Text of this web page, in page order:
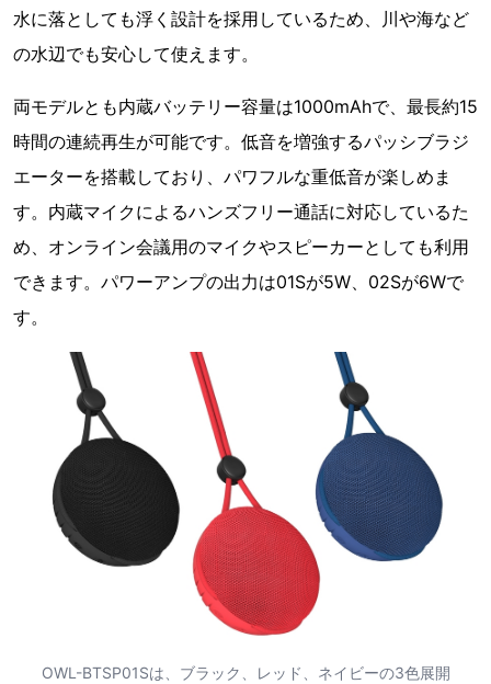
水に落としても浮く設計を採用しているため、川や海など
の水辺でも安心して使えます。
両モデルとも内蔵バッテリー容量は1000mAhで、最長約15
時間の連続再生が可能です。低音を増強するパッシブラジ
エーターを搭載しており、パワフルな重低音が楽しめま
す。内蔵マイクによるハンズフリー通話に対応しているた
め、オンライン会議用のマイクやスピーカーとしても利用
できます。パワーアンプの出力は01Sが5W、02Sが6Wで
す。
OWL-BTSP01Sは、ブラック、レッド、ネイビーの3色展開